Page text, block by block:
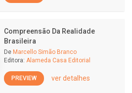
Compreensão Da Realidade
Brasileira
De Marcello Simão Branco
Editora: Alameda Casa Editorial
PREVIEW ver detalhes